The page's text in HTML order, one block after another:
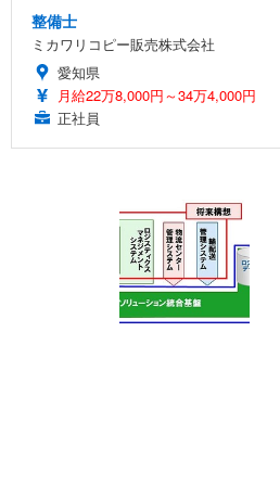
整備士
ミカワリコピー販売株式会社
愛知県
月給22万8,000円～34万4,000円
正社員